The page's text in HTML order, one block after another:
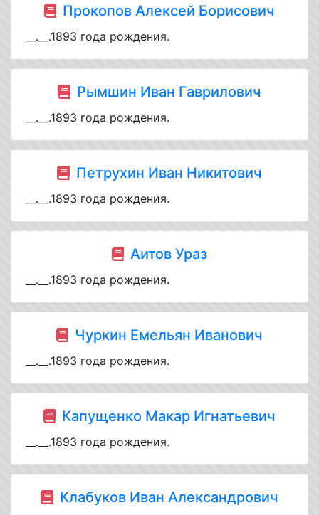
Прокопов Алексей Борисович
__.__.1893 года рождения.
Рымшин Иван Гаврилович
__.__.1893 года рождения.
Петрухин Иван Никитович
__.__.1893 года рождения.
Аитов Ураз
__.__.1893 года рождения.
Чуркин Емельян Иванович
__.__.1893 года рождения.
Капущенко Макар Игнатьевич
__.__.1893 года рождения.
Клабуков Иван Александрович